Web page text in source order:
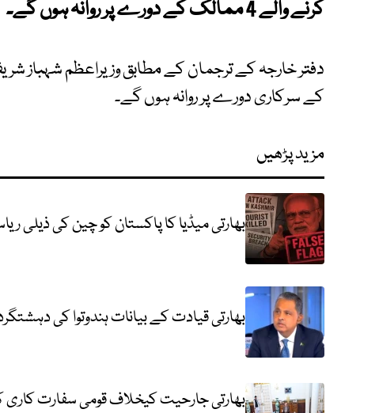
کرنے والے 4 ممالک کے دورے پر روانہ ہوں گے۔
دفتر خارجہ کے ترجمان کے مطابق وزیراعظم شہباز شریف
کے سرکاری دورے پر روانہ ہوں گے۔
مزید پڑھیں
بھارتی میڈیا کا پاکستان کو چین کی ذیلی
بھارتی قیادت کے بیانات ہندوتوا کی
بھارتی جارحیت کیخلاف قومی سفارت کاری